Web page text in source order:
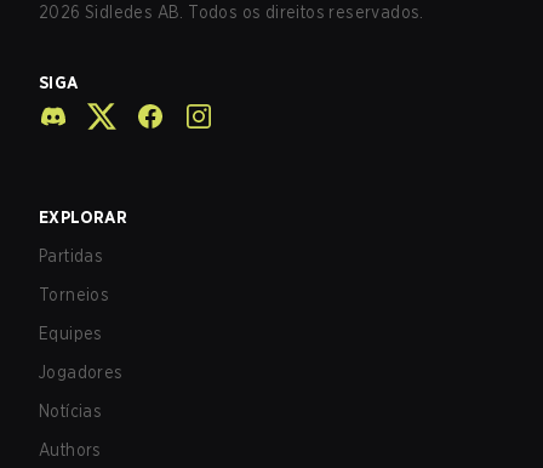
2026 Sidledes AB. Todos os direitos reservados.
SIGA
EXPLORAR
Partidas
Torneios
Equipes
Jogadores
Notícias
Authors